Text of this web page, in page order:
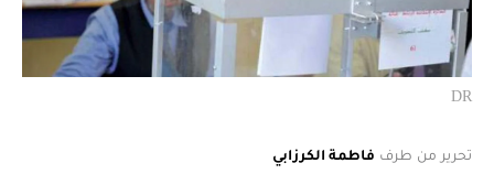
DR
تحرير من طرف فاطمة الكرزابي